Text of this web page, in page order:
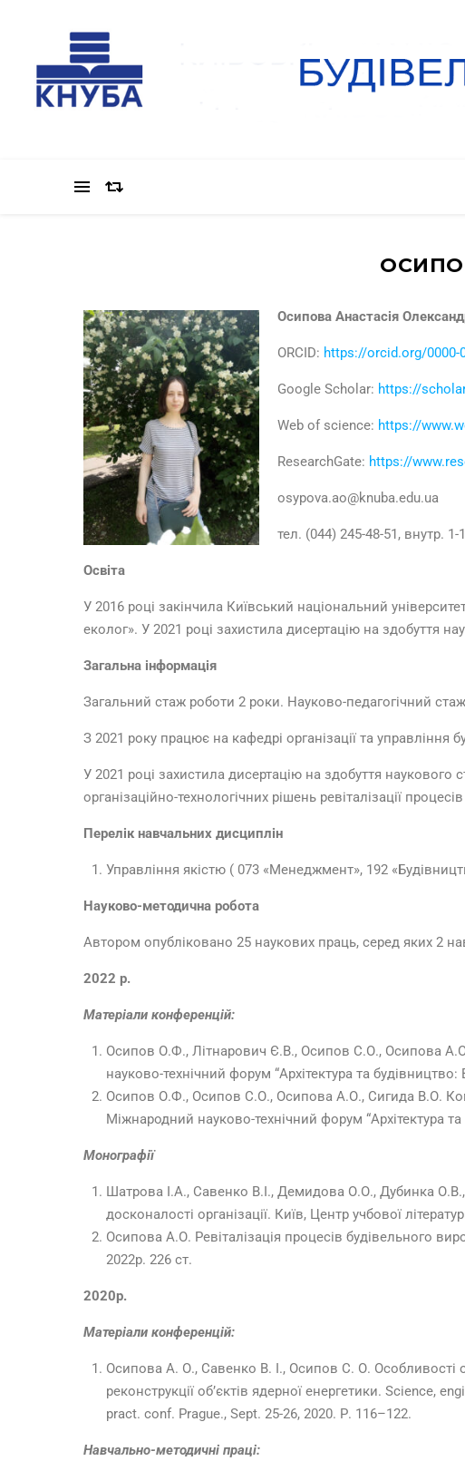
Осипова Анастасія
ORCID: https://orcid.org/0000-
Google Scholar: https://
Web of science: https://
ResearchGate: https://
osypova.ao@knuba.edu.ua
тел. (044) 245-48-51, внутр. 1-
Освіта
У 2016 році закінчила Київський національний
еколог». У 2021 році захистила дисертацію на здобуття
Загальна інформація
Загальний стаж роботи 2 роки. Науково-педагогічний
З 2021 року працює на кафедрі організації та
У 2021 році захистила дисертацію на здобуття наукового
організаційно-технологічних рішень ревіталізації
Перелік навчальних дисциплін
Управління якістю ( 073 «Менеджмент», 192
Науково-методична робота
Автором опубліковано 25 наукових праць, серед яких 2
2022 р.
Матеріали конференцій:
Осипов О.Ф., Літнарович Є.В., Осипов С.О., Осипова
науково-технічний форум “Архітектура та
Осипов О.Ф., Осипов С.О., Осипова А.О., Сигида В.О.
Міжнародний науково-технічний форум “Архітектура
Монографії
Шатрова І.А., Савенко В.І., Демидова О.О., Дубинка
досконалості організації. Київ, Центр учбової
Осипова А.О. Ревіталізація процесів будівельного
2022р. 226 ст.
2020р.
Матеріали конференцій:
Осипова А. О., Савенко В. І., Осипов С. О. Особливості
реконструкції об’єктів ядерної енергетики.
pract. conf. Prague., Sept. 25-26, 2020. Р. 116–122.
Навчально-методичні праці: